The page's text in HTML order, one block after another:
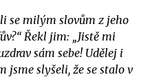
se milým slovům z jeho
Řekl jim: „Jistě mi
sám sebe! Udělej i
jsme slyšeli, že se stalo v